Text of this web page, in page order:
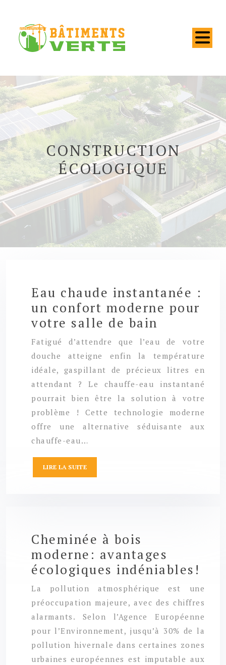
CONSTRUCTION
ÉCOLOGIQUE
Eau chaude instantanée :
un confort moderne pour
votre salle de bain
Fatigué d’attendre que l’eau de votre
douche atteigne enfin la température
idéale, gaspillant de précieux litres en
attendant ? Le chauffe-eau instantané
pourrait bien être la solution à votre
problème ! Cette technologie moderne
offre une alternative séduisante aux
chauffe-eau…
LIRE LA SUITE
Cheminée à bois
moderne: avantages
écologiques indéniables!
La pollution atmosphérique est une
préoccupation majeure, avec des chiffres
alarmants. Selon l’Agence Européenne
pour l’Environnement, jusqu’à 30% de la
pollution hivernale dans certaines zones
urbaines européennes est imputable aux